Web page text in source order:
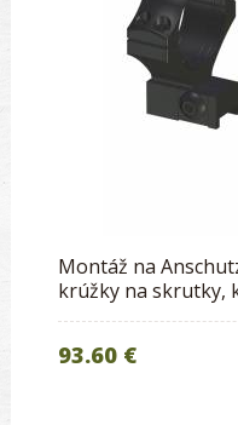
Montáž na
krúžky na skrutky,
93.60 €